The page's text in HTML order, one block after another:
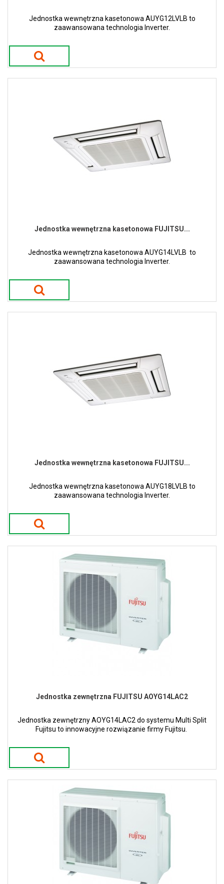
Jednostka wewnętrzna kasetonowa AUYG12LVLB to
zaawansowana technologia Inverter.
Jednostka wewnętrzna kasetonowa FUJITSU...
Jednostka wewnętrzna kasetonowa AUYG14LVLB to
zaawansowana technologia Inverter.
Jednostka wewnętrzna kasetonowa FUJITSU...
Jednostka wewnętrzna kasetonowa AUYG18LVLB to
zaawansowana technologia Inverter.
Jednostka zewnętrzna FUJITSU AOYG14LAC2
Jednostka zewnętrzny AOYG14LAC2 do systemu Multi Split
Fujitsu to innowacyjne rozwiązanie firmy Fujitsu.